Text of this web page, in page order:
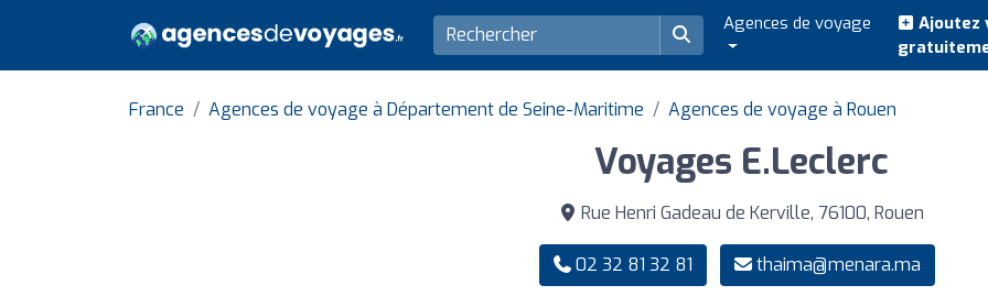
Agences de voyage
Ajoutez
France Agences de voyage à Département de Seine-Maritime Agences de voyage à Rouen
Voyages E.Leclerc
Rue Henri Gadeau de Kerville, 76100, Rouen
02 32 81 32 81 thaima@menara.ma